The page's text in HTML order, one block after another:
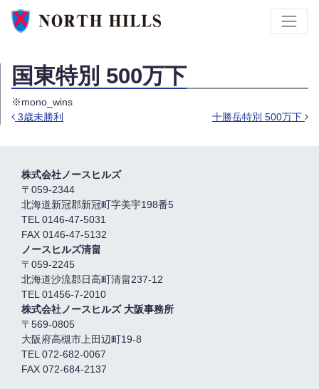
国東特別 500万下
※mono_wins
3歳未勝利 十勝岳特別 500万下
株式会社ノースヒルズ
〒059-2344
北海道新冠郡新冠町字美宇198番5
TEL 0146-47-5031
FAX 0146-47-5132
ノースヒルズ清畠
〒059-2245
北海道沙流郡日高町清畠237-12
TEL 01456-7-2010
株式会社ノースヒルズ 大阪事務所
〒569-0805
大阪府高槻市上田辺町19-8
TEL 072-682-0067
FAX 072-684-2137